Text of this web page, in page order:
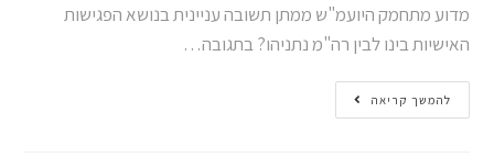
מדוע מתחמק היועמ"ש ממתן תשובה עניינית בנושא הפגישות
האישיות בינו לבין רה"מ נתניהו? בתגובה…
להמשך קריאה